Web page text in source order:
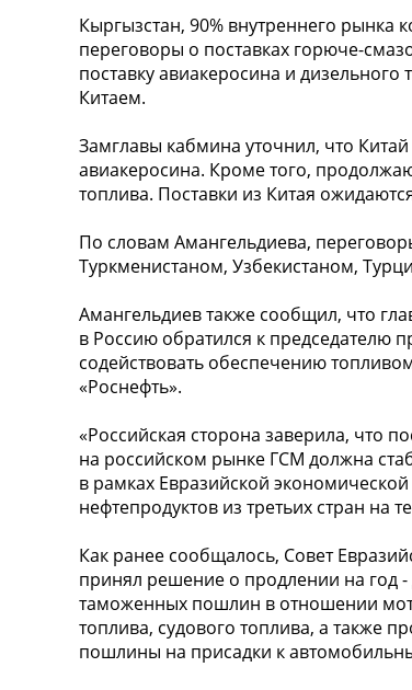
Кыргызстан, 90% внутреннего рынка
переговоры о поставках горюче-
поставку авиакеросина и
Китаем.
Замглавы кабмина уточнил, что
авиакеросина. Кроме того,
топлива. Поставки из Китая
По словам Амангельдиева,
Туркменистаном, Узбекистаном,
Амангельдиев также сообщил, что
в Россию обратился к председателю
содействовать обеспечению
«Роснефть».
«Российская сторона заверила, что
на российском рынке ГСМ должна
в рамках Евразийской
нефтепродуктов из третьих стран на
Как ранее сообщалось, Совет
принял решение о продлении на год -
таможенных пошлин в отношении
топлива, судового топлива, а также
пошлины на присадки к